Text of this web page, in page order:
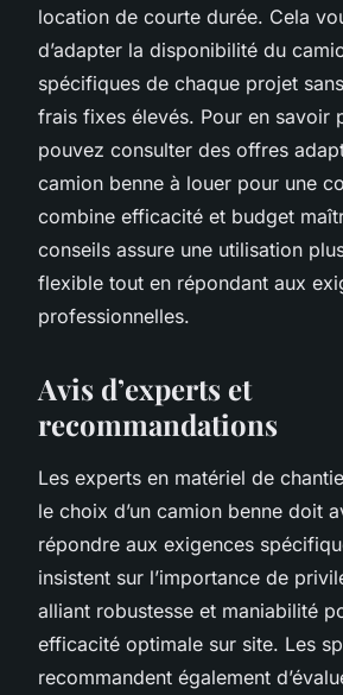
location de courte durée. Cela
d’adapter la disponibilité du
spécifiques de chaque projet
frais fixes élevés. Pour en savoir
pouvez consulter des offres
camion benne à louer pour une
combine efficacité et budget
conseils assure une utilisation
flexible tout en répondant aux
professionnelles.
Avis d’experts et
recommandations
Les experts en matériel de
le choix d’un camion benne doit
répondre aux exigences
insistent sur l’importance de
alliant robustesse et maniabilité
efficacité optimale sur site. Les
recommandent également